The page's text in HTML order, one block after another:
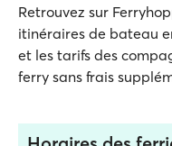
Retrouvez sur
itinéraires de bateau
et les tarifs des
ferry sans frais